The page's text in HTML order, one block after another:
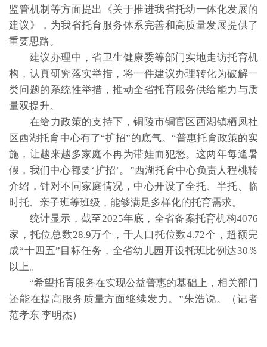
监管机制等方面提出《关于推进我省托幼一体化发展的
建议》，为我省托育服务体系完善和高质量发展提供了
重要思路。
建议办理中，省卫生健康委等部门实地走访托育机
构，认真研究落实举措，将一件建议办理转化为破解一
类问题的系统性举措，推动全省托育服务供给能力与质
量双提升。
在给力政策的支持下，铜陵市铜官区西湖镇栖凤社
区西湖托育中心有了“扩招”的底气。“普惠托育政策的实
施，让越来越多家庭不再为带娃而犯愁。这两年每逢暑
假，我们中心都要‘扩招’。”西湖托育中心负责人程桃转
介绍，针对不同家庭情况，中心开设了全托、半托、临
时托、亲子班等班级，能够满足多样化的托育需求。
统计显示，截至2025年底，全省备案托育机构4076
家，托位总数28.9万个，千人口托位数4.72个，超额完
成“十四五”目标任务，全省幼儿园开设托班比例达30％
以上。
“希望托育服务在实现公益普惠的基础上，相关部门
还能在提高服务质量方面继续发力。”朱浩说。（记者
范孝东 李明杰）